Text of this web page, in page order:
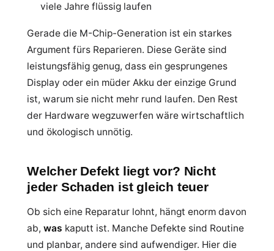
viele Jahre flüssig laufen
Gerade die M-Chip-Generation ist ein starkes
Argument fürs Reparieren. Diese Geräte sind
leistungsfähig genug, dass ein gesprungenes
Display oder ein müder Akku der einzige Grund
ist, warum sie nicht mehr rund laufen. Den Rest
der Hardware wegzuwerfen wäre wirtschaftlich
und ökologisch unnötig.
Welcher Defekt liegt vor? Nicht
jeder Schaden ist gleich teuer
Ob sich eine Reparatur lohnt, hängt enorm davon
ab, was kaputt ist. Manche Defekte sind Routine
und planbar, andere sind aufwendiger. Hier die